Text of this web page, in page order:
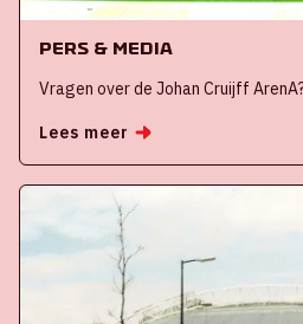
Pers & Media
Vragen over de Johan Cruijff
Lees meer